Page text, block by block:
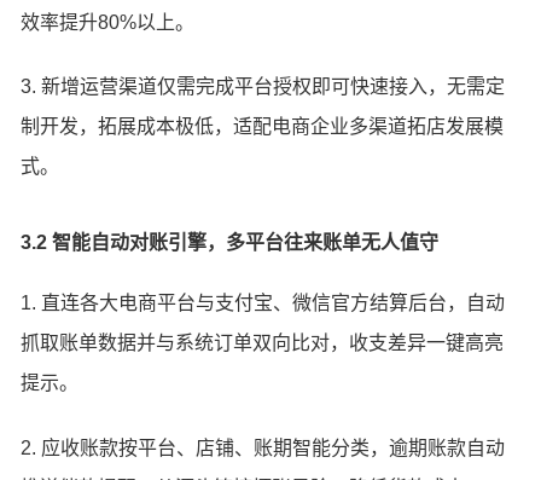
效率提升80%以上。
3. 新增运营渠道仅需完成平台授权即可快速接入，无需定
制开发，拓展成本极低，适配电商企业多渠道拓店发展模
式。
3.2 智能自动对账引擎，多平台往来账单无人值守
1. 直连各大电商平台与支付宝、微信官方结算后台，自动
抓取账单数据并与系统订单双向比对，收支差异一键高亮
提示。
2. 应收账款按平台、店铺、账期智能分类，逾期账款自动